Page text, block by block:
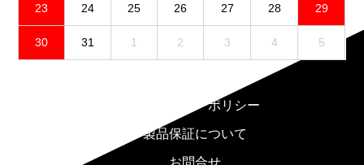
23 24 25 26 27 28 29
30 31 1 2 3 4 5
プライバシーポリシー
製品保証について
お問合せ